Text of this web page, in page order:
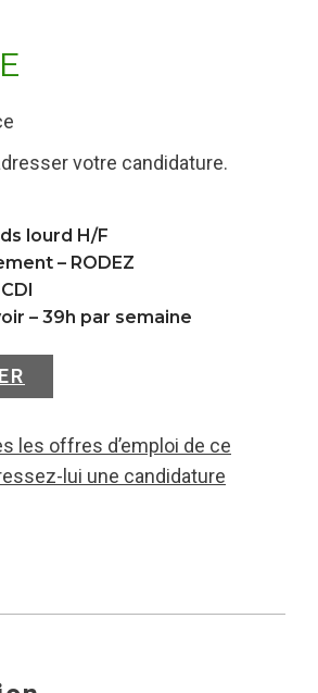
votre candidature.
lourd H/F
– RODEZ
– 39h par semaine
les offres d’emploi de ce
lui une candidature